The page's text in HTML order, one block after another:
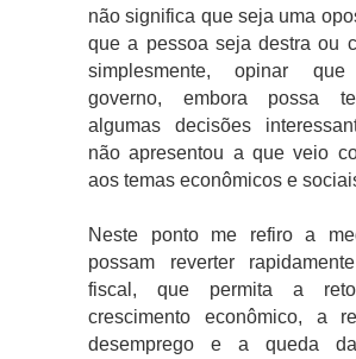
não significa que seja uma
que a pessoa seja destra ou
simplesmente, opinar
governo, embora possa
algumas decisões
não apresentou a que veio
aos temas econômicos e
Neste ponto me refiro a
possam reverter
fiscal, que permita a
crescimento econômico, a
desemprego e a queda